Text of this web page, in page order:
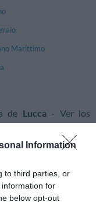
Information
to third parties, or
for
below opt-out
Marittimo
de Lucca- Ver los
Lucca
Di Garfagnana